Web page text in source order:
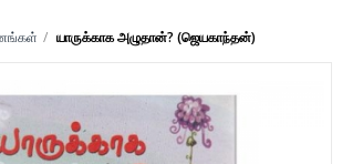
யாருக்காக அழுதான்? (ஜெயகாந்தன்)